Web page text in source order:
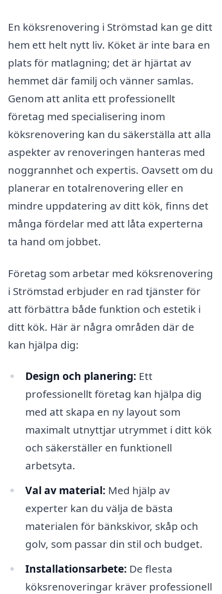
En köksrenovering i Strömstad kan ge ditt
hem ett helt nytt liv. Köket är inte bara en
plats för matlagning; det är hjärtat av
hemmet där familj och vänner samlas.
Genom att anlita ett professionellt
företag med specialisering inom
köksrenovering kan du säkerställa att alla
aspekter av renoveringen hanteras med
noggrannhet och expertis. Oavsett om du
planerar en totalrenovering eller en
mindre uppdatering av ditt kök, finns det
många fördelar med att låta experterna
ta hand om jobbet.
Företag som arbetar med köksrenovering
i Strömstad erbjuder en rad tjänster för
att förbättra både funktion och estetik i
ditt kök. Här är några områden där de
kan hjälpa dig:
Design och planering: Ett
professionellt företag kan hjälpa dig
med att skapa en ny layout som
maximalt utnyttjar utrymmet i ditt kök
och säkerställer en funktionell
arbetsyta.
Val av material: Med hjälp av
experter kan du välja de bästa
materialen för bänkskivor, skåp och
golv, som passar din stil och budget.
Installationsarbete: De flesta
köksrenoveringar kräver professionell